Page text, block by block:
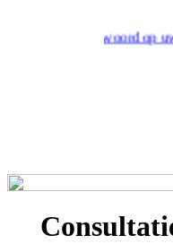
en antwoord op uw